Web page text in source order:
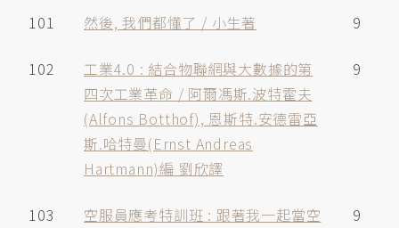
101 然後, 我們都懂了 / 小生著 9
102
工業4.0 : 結合物聯網與大數據的第
四次工業革命 / 阿爾馮斯.波特霍夫
(Alfons Botthof), 恩斯特.安德雷亞
斯.哈特曼(Ernst Andreas
Hartmann)編 劉欣譯
9
103
空服員應考特訓班 : 跟著我一起當空
9